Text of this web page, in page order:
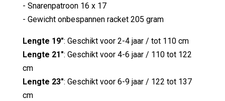
- Snarenpatroon 16 x 17
- Gewicht onbespannen racket 205 gram
Lengte 19": Geschikt voor 2-4 jaar / tot 110 cm
Lengte 21": Geschikt voor 4-6 jaar / 110 tot 122
cm
Lengte 23": Geschikt voor 6-9 jaar / 122 tot 137
cm